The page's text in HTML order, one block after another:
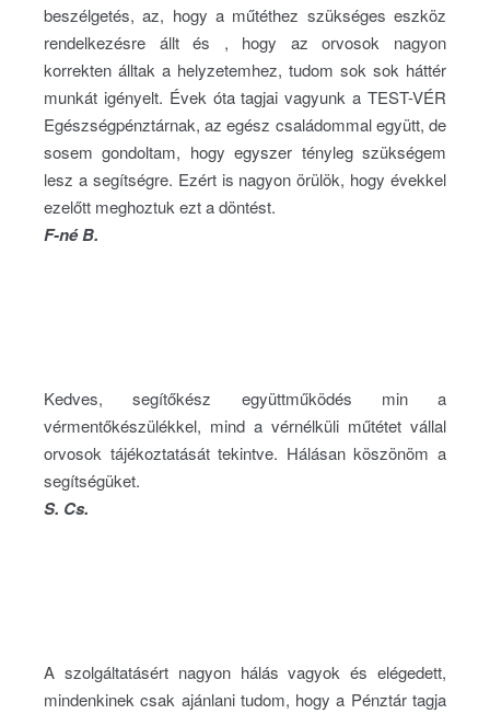
beszélgetés, az, hogy a műtéthez szükséges eszköz
rendelkezésre állt és , hogy az orvosok nagyon
korrekten álltak a helyzetemhez, tudom sok sok háttér
munkát igényelt. Évek óta tagjai vagyunk a TEST-VÉR
Egészségpénztárnak, az egész családommal együtt, de
sosem gondoltam, hogy egyszer tényleg szükségem
lesz a segítségre. Ezért is nagyon örülök, hogy évekkel
ezelőtt meghoztuk ezt a döntést.
F-né B.
Kedves, segítőkész együttműködés min a
vérmentőkészülékkel, mind a vérnélküli műtétet vállal
orvosok tájékoztatását tekintve. Hálásan köszönöm a
segítségüket.
S. Cs.
A szolgáltatásért nagyon hálás vagyok és elégedett,
mindenkinek csak ajánlani tudom, hogy a Pénztár tagja